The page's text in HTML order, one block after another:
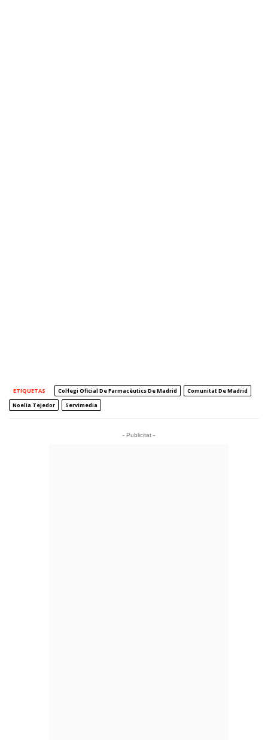
ETIQUETAS Col·legi Oficial De Farmacèutics De Madrid
Comunitat De Madrid
Noelia Tejedor
Servimedia
- Publicitat -